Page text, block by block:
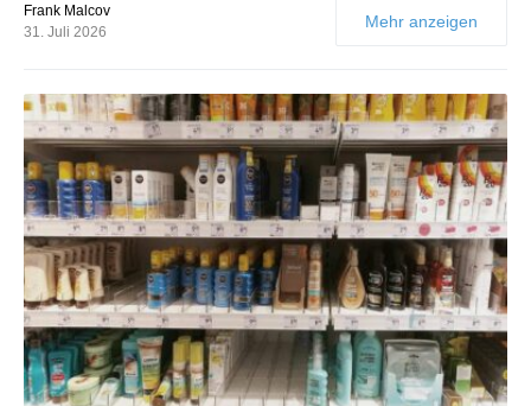
Frank Malcov
31. Juli 2026
Mehr anzeigen